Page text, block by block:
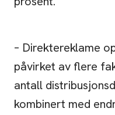
– Direktereklame
påvirket av flere
antall
kombinert med